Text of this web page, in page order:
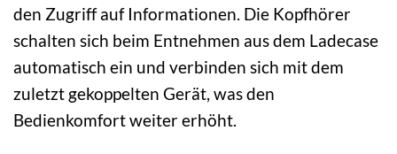
den Zugriff auf Informationen. Die Kopfhörer
schalten sich beim Entnehmen aus dem Ladecase
automatisch ein und verbinden sich mit dem
zuletzt gekoppelten Gerät, was den
Bedienkomfort weiter erhöht.